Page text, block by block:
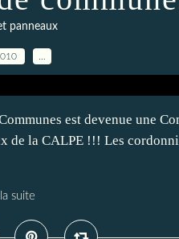
panneaux
est devenue une
de la CALPE !!! Les
suite